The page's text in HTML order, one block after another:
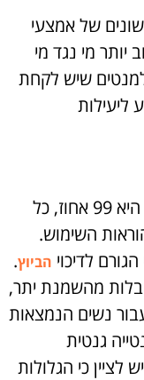
של אמצעי
מי נגד מי
שיש לקחת
ליעילות
היא 99 אחוז, כל
השימוש.
לדיכוי הביוץ.
מהשמנת יתר,
נשים הנמצאות
גנטית
לציין כי הגלולות